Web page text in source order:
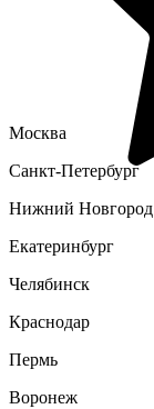
Москва
Санкт-Петербург
Нижний Новгород
Екатеринбург
Челябинск
Краснодар
Пермь
Воронеж